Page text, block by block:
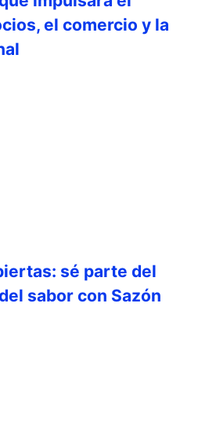
el comercio y la
sé parte del
sabor con Sazón